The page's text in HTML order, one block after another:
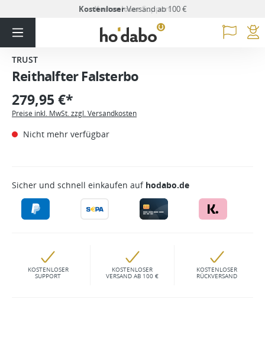
KostenloserVersand ab 100 €
TRUST
Reithalfter Falsterbo
279,95 €*
Preise inkl. MwSt. zzgl. Versandkosten
Nicht mehr verfügbar
Sicher und schnell einkaufen auf hodabo.de
KOSTENLOSER
SUPPORT
KOSTENLOSER
VERSAND AB 100 €
KOSTENLOSER
RÜCKVERSAND